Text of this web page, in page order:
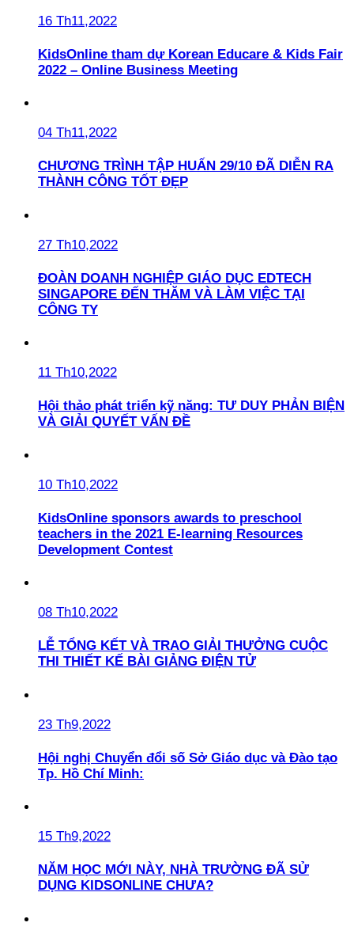
16 Th11,2022
KidsOnline tham dự Korean Educare & Kids Fair
2022 – Online Business Meeting
04 Th11,2022
CHƯƠNG TRÌNH TẬP HUẤN 29/10 ĐÃ DIỄN RA
THÀNH CÔNG TỐT ĐẸP
27 Th10,2022
ĐOÀN DOANH NGHIỆP GIÁO DỤC EDTECH
SINGAPORE ĐẾN THĂM VÀ LÀM VIỆC TẠI
CÔNG TY
11 Th10,2022
Hội thảo phát triển kỹ năng: TƯ DUY PHẢN BIỆN
VÀ GIẢI QUYẾT VẤN ĐỀ
10 Th10,2022
KidsOnline sponsors awards to preschool
teachers in the 2021 E-learning Resources
Development Contest
08 Th10,2022
LỄ TỔNG KẾT VÀ TRAO GIẢI THƯỞNG CUỘC
THI THIẾT KẾ BÀI GIẢNG ĐIỆN TỬ
23 Th9,2022
Hội nghị Chuyển đổi số Sở Giáo dục và Đào tạo
Tp. Hồ Chí Minh:
15 Th9,2022
NĂM HỌC MỚI NÀY, NHÀ TRƯỜNG ĐÃ SỬ
DỤNG KIDSONLINE CHƯA?